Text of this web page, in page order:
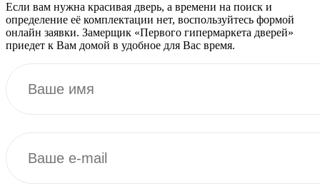
Если вам нужна красивая дверь, а времени на поиск и
определение её комплектации нет, воспользуйтесь формой
онлайн заявки. Замерщик «Первого гипермаркета дверей»
приедет к Вам домой в удобное для Вас время.